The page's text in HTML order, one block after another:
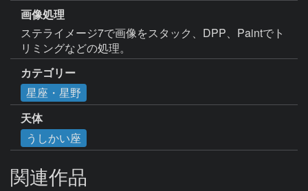
画像処理
ステライメージ7で画像をスタック、DPP、Paintでト
リミングなどの処理。
カテゴリー
星座・星野
天体
うしかい座
関連作品